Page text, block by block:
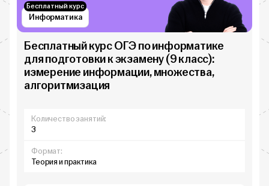
Информатика
Бесплатный курс
Бесплатный курс ОГЭ по информатике
для подготовки к экзамену (9 класс):
измерение информации, множества,
алгоритмизация
Количество занятий:
3
Формат:
Теория и практика